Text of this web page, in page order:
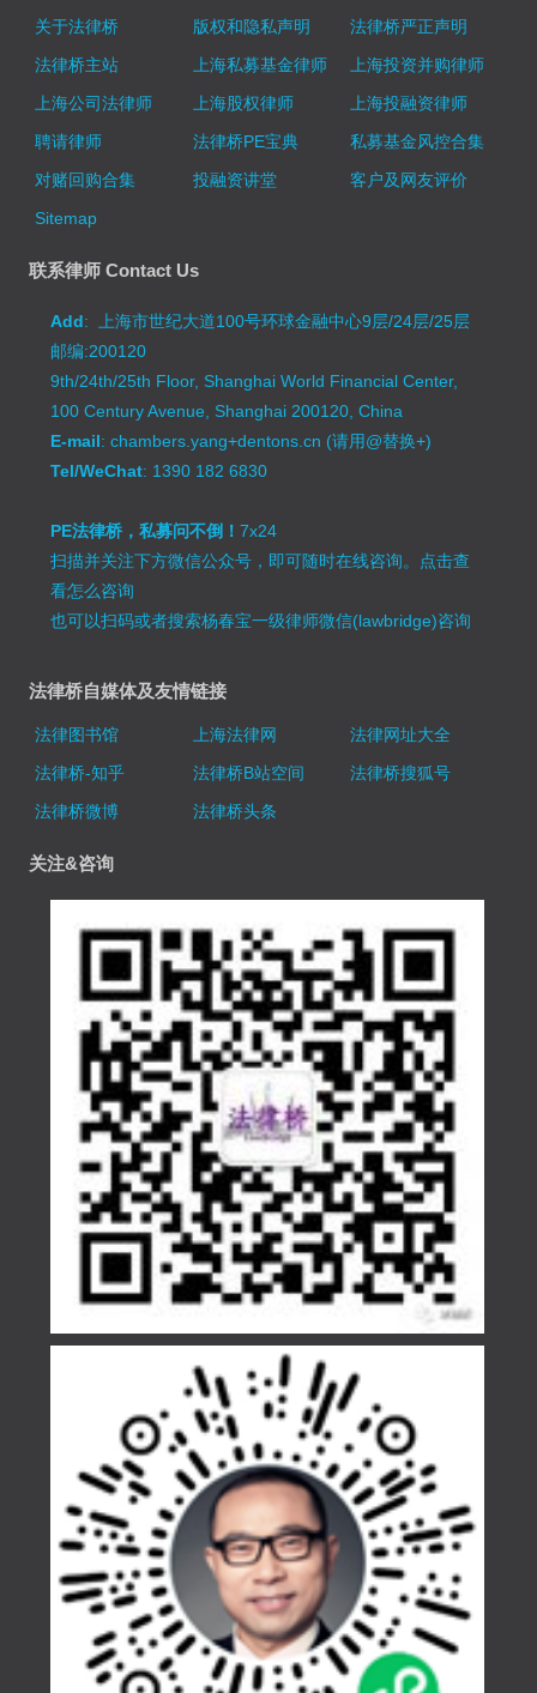
关于法律桥 版权和隐私声明
法律桥严正声明
法律桥主站
上海私募基金律师
上海投资并购律师
上海公司法律师
上海股权律师
上海投融资律师
聘请律师
法律桥PE宝典
私募基金风控合集
对赌回购合集
投融资讲堂
客户及网友评价
Sitemap
联系律师 Contact Us
Add: 上海市世纪大道100号环球金融中心9层/24层/25层
邮编:200120
9th/24th/25th Floor, Shanghai World Financial Center,
100 Century Avenue, Shanghai 200120, China
E-mail: chambers.yang+dentons.cn (请用@替换+)
Tel/WeChat: 1390 182 6830
PE法律桥，私募问不倒！7x24
扫描并关注下方微信公众号，即可随时在线咨询。 点击查
看怎么咨询
也可以扫码或者搜索杨春宝一级律师微信(lawbridge)咨询
法律桥自媒体及友情链接
法律图书馆 上海法律网
法律网址大全
法律桥-知乎
法律桥B站空间
法律桥搜狐号
法律桥微博
法律桥头条
关注&咨询